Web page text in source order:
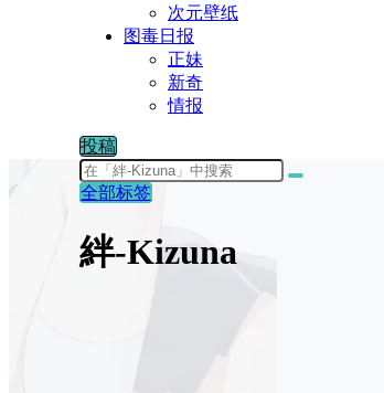
次元壁纸
图毒日报
正妹
新奇
情报
投稿
全部标签
絆-Kizuna